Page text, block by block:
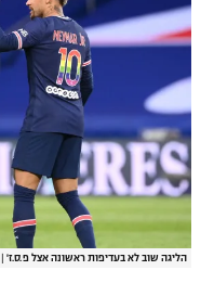
הליגה שוב לא בעדיפות ראשונה אצל פ.ס.ז'